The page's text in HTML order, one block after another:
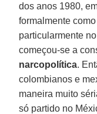
dos anos 1980,
formalmente
particularmente
começou-se a
narcopolítica.
colombianos e
maneira muito
só partido no